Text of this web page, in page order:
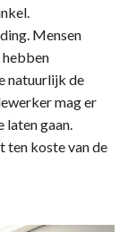
Mensen
hebben
natuurlijk de
mag er
laten gaan.
ten koste van de